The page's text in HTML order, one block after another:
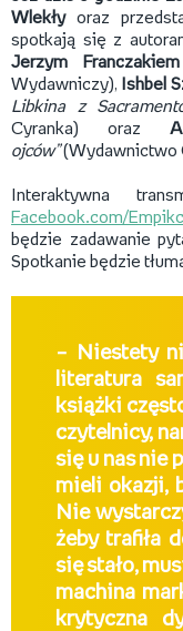
Wlekłyoraz
spotkają się z
Jerzym Franczakiem
Wydawniczy), Ishbel
Libkina z
Cyranka) oraz
ojców”(Wydawnictwo
Interaktywna
Facebook.com/
będzie zadawanie
Spotkanie będzie
– Niestety
literatura
książki
czytelnicy,
się u nas nie
mieli okazji,
Nie
żeby trafiła
się stało,
machina
krytyczna